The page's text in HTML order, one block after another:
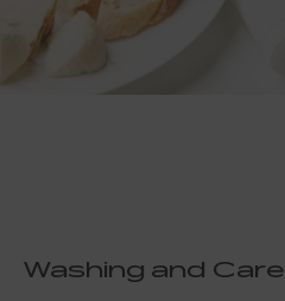
Washing and Care